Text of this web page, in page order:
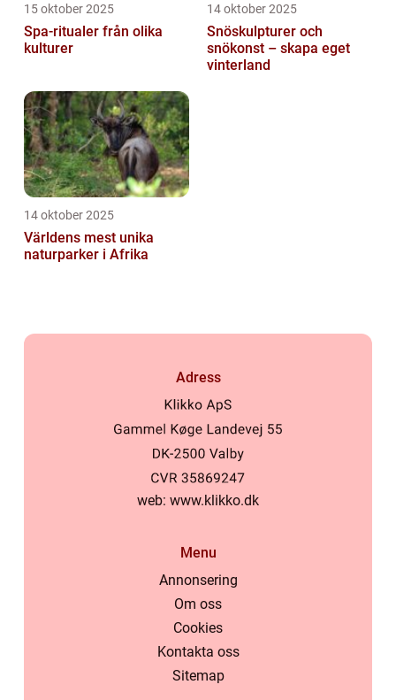
15 oktober 2025
Spa-ritualer från olika
kulturer
14 oktober 2025
Snöskulpturer och
snökonst – skapa eget
vinterland
14 oktober 2025
Världens mest unika
naturparker i Afrika
Adress
web: www.klikko.dk
Menu
Annonsering
Om oss
Cookies
Kontakta oss
Sitemap